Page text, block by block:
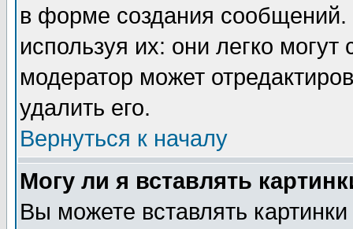
в форме создания сообщений.
используя их: они легко
модератор может
удалить его.
Вернуться к началу
Могу ли я вставлять
Вы можете вставлять